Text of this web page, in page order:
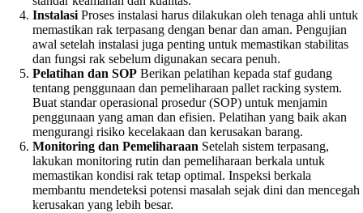
InstalasiProses instalasi harus dilakukan oleh tenaga ahli untuk
memastikan rak terpasang dengan benar dan aman. Pengujian
awal setelah instalasi juga penting untuk memastikan stabilitas
dan fungsi rak sebelum digunakan secara penuh.
Pelatihan dan SOP Berikan pelatihan kepada staf gudang
tentang penggunaan dan pemeliharaan pallet racking system.
Buat standar operasional prosedur (SOP) untuk menjamin
penggunaan yang aman dan efisien. Pelatihan yang baik akan
mengurangi risiko kecelakaan dan kerusakan barang.
Monitoring dan Pemeliharaan Setelah sistem terpasang,
lakukan monitoring rutin dan pemeliharaan berkala untuk
memastikan kondisi rak tetap optimal. Inspeksi berkala
membantu mendeteksi potensi masalah sejak dini dan mencegah
kerusakan yang lebih besar.